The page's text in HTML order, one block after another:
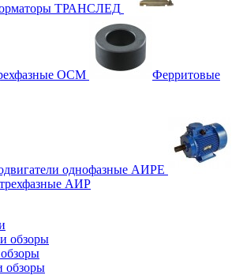
ТРАНСЛЕД
ОСМ
Ферритовые
однофазные АИРЕ
АИР
обзоры
обзоры